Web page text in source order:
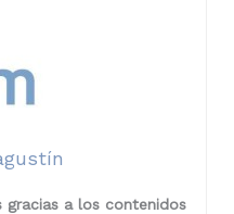
gracias a los contenidos